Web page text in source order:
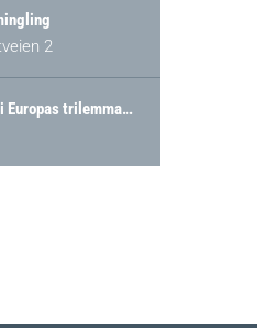
2
Arendalsuka:Batterier i Europas trilemma: Energisikkerhet, konkurransekraft og bærekraft (Battery Norway-arrangement)